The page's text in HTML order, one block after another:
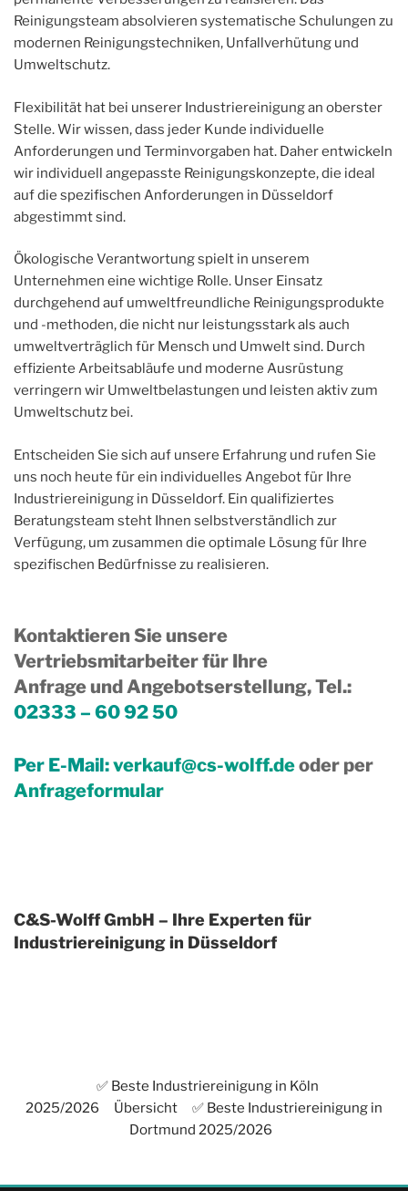
Reinigungsteam absolvieren systematische Schulungen zu
modernen Reinigungstechniken, Unfallverhütung und
Umweltschutz.
Flexibilität hat bei unserer Industriereinigung an oberster
Stelle. Wir wissen, dass jeder Kunde individuelle
Anforderungen und Terminvorgaben hat. Daher entwickeln
wir individuell angepasste Reinigungskonzepte, die ideal
auf die spezifischen Anforderungen in Düsseldorf
abgestimmt sind.
Ökologische Verantwortung spielt in unserem
Unternehmen eine wichtige Rolle. Unser Einsatz
durchgehend auf umweltfreundliche Reinigungsprodukte
und -methoden, die nicht nur leistungsstark als auch
umweltverträglich für Mensch und Umwelt sind. Durch
effiziente Arbeitsabläufe und moderne Ausrüstung
verringern wir Umweltbelastungen und leisten aktiv zum
Umweltschutz bei.
Entscheiden Sie sich auf unsere Erfahrung und rufen Sie
uns noch heute für ein individuelles Angebot für Ihre
Industriereinigung in Düsseldorf. Ein qualifiziertes
Beratungsteam steht Ihnen selbstverständlich zur
Verfügung, um zusammen die optimale Lösung für Ihre
spezifischen Bedürfnisse zu realisieren.
Kontaktieren Sie unsere
Vertriebsmitarbeiter für Ihre
Anfrage und Angebotserstellung, Tel.:
02333 – 60 92 50
Per E-Mail:verkauf@cs-wolff.deoder per
Anfrageformular
C&S-Wolff GmbH – Ihre Experten für
Industriereinigung in Düsseldorf
✅ Beste Industriereinigung in Köln
2025/2026
Übersicht
✅ Beste Industriereinigung in
Dortmund 2025/2026